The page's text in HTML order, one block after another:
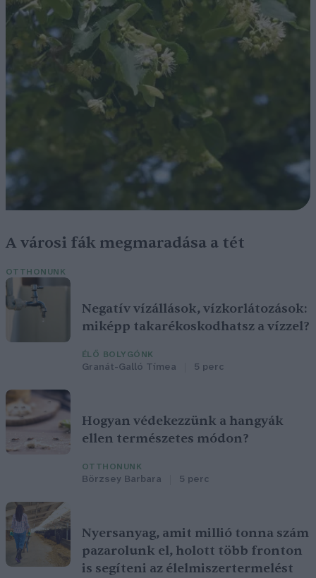
A városi fák megmaradása a tét
OTTHONUNK
Negatív vízállások, vízkorlátozások:
miképp takarékoskodhatsz a vízzel?
ÉLŐ BOLYGÓNK
Granát-Galló Tímea 5 perc
Hogyan védekezzünk a hangyák
ellen természetes módon?
OTTHONUNK
Börzsey Barbara 5 perc
Nyersanyag, amit millió tonna szám
pazarolunk el, holott több fronton
is segíteni az élelmiszertermelést